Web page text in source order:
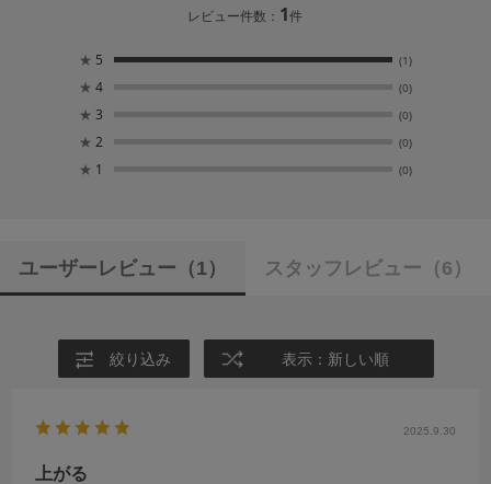
レビュー件数： 1件
★ 5 (1)
★ 4 (0)
★ 3 (0)
★ 2 (0)
★ 1 (0)
ユーザーレビュー （1） スタッフレビュー （6）
絞り込み 表示：新しい順
2025.9.30
上がる